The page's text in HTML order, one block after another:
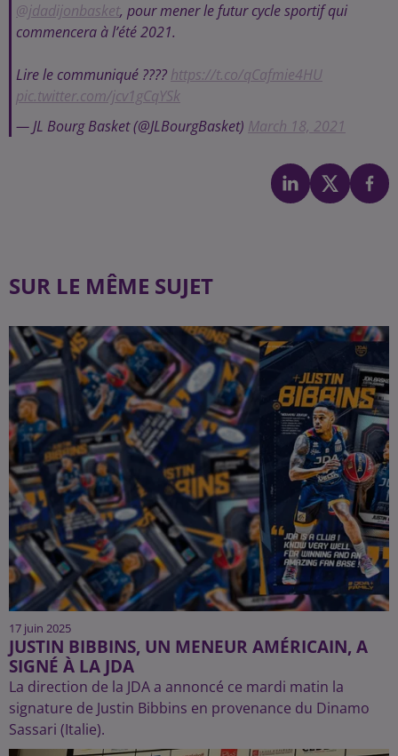
@jdadijonbasket, pour mener le futur cycle sportif qui
commencera à l’été 2021.
Lire le communiqué ???? https://t.co/qCafmie4HU
pic.twitter.com/jcv1gCqYSk
— JL Bourg Basket (@JLBourgBasket) March 18, 2021
SUR LE MÊME SUJET
17 juin 2025
JUSTIN BIBBINS, UN MENEUR AMÉRICAIN, A
SIGNÉ À LA JDA
La direction de la JDA a annoncé ce mardi matin la
signature de Justin Bibbins en provenance du Dinamo
Sassari (Italie).